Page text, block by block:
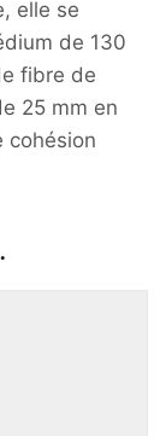
elle se
de 130
fibre de
25 mm en
cohésion